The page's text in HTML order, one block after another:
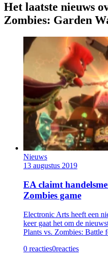
Het laatste nieuws
Zombies: Garden
Nieuws
13 augustus 2019
EA claimt
Zombies game
Electronic Arts heeft een
keer gaat het om de
Plants vs. Zombies: Battle
0 reacties0reacties